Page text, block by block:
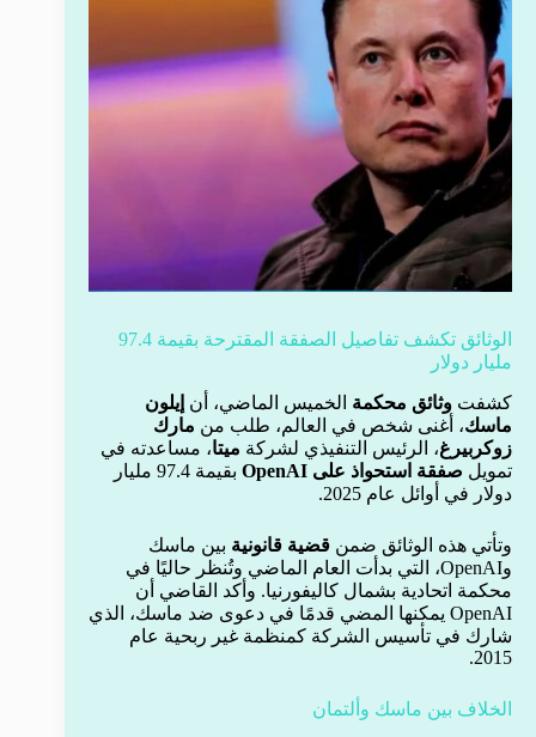
الوثائق تكشف تفاصيل الصفقة المقترحة بقيمة 97.4
مليار دولار
كشفت وثائق محكمة الخميس الماضي، أن إيلون
ماسك، أغنى شخص في العالم، طلب من مارك
زوكربيرغ، الرئيس التنفيذي لشركة ميتا، مساعدته في
تمويل صفقة استحواذ على OpenAI
بقيمة 97.4 مليار
دولار في أوائل عام 2025.
وتأتي هذه الوثائق ضمن قضية قانونية بين ماسك
وOpenAI، التي بدأت العام الماضي وتُنظر حاليًا في
محكمة اتحادية بشمال كاليفورنيا. وأكد القاضي أن
OpenAI يمكنها المضي قدمًا في دعوى ضد ماسك، الذي
شارك في تأسيس الشركة كمنظمة غير ربحية عام
2015.
الخلاف بين ماسك وألتمان